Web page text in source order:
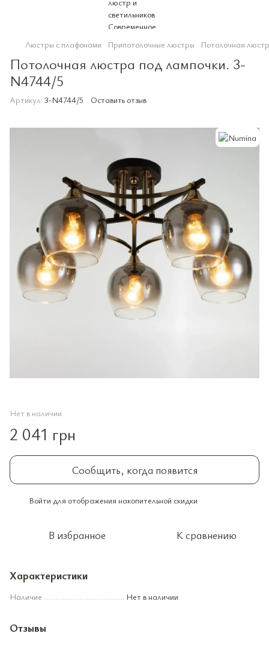
Люстры с плафонами Припотолочные люстры Потолочная
Потолочная люстра под лампочки. 3-
N4744/5
Артикул: 3-N4744/5 Оставить отзыв
Нет в наличии
2 041 грн
Сообщить, когда появится
Войти для отображения накопительной скидки
В избранное К сравнению
Характеристики
Наличие Нет в наличии
Отзывы